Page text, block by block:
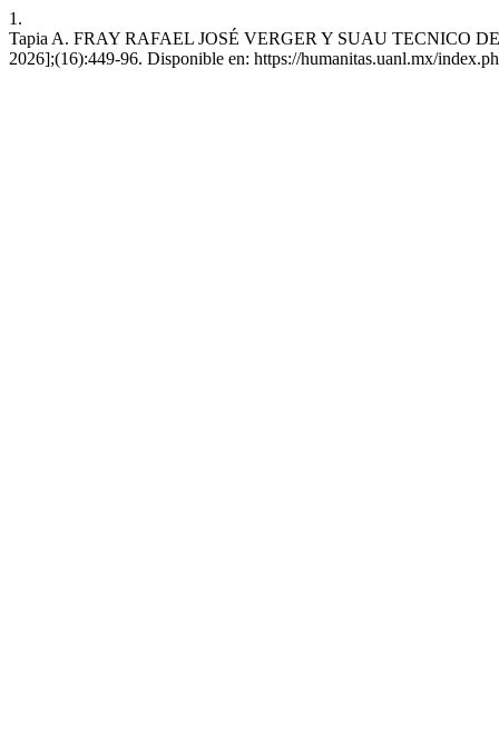
1.
Tapia A. FRAY RAFAEL JOSÉ VERGER Y SUAU TECNICO DE
2026];(16):449-96. Disponible en: https://humanitas.uanl.mx/